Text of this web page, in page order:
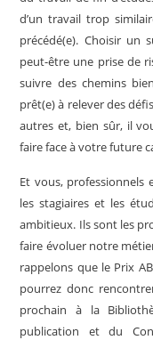
d’un travail trop
précédé(e). Choisir un
peut-être une prise de
suivre des chemins
prêt(e) à relever des
autres et, bien sûr, il
faire face à votre future
Et vous, professionnels
les stagiaires et les
ambitieux. Ils sont les
faire évoluer notre
rappelons que le Prix
pourrez donc
prochain à la
publication et du